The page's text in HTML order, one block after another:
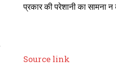
प्रकार की परेशानी का सामना
Source link